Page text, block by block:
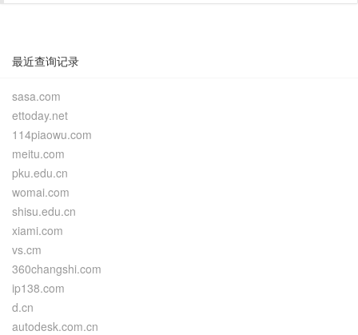
最近查询记录
sasa.com
ettoday.net
114piaowu.com
meitu.com
pku.edu.cn
womai.com
shisu.edu.cn
xiami.com
vs.cm
360changshi.com
ip138.com
d.cn
autodesk.com.cn